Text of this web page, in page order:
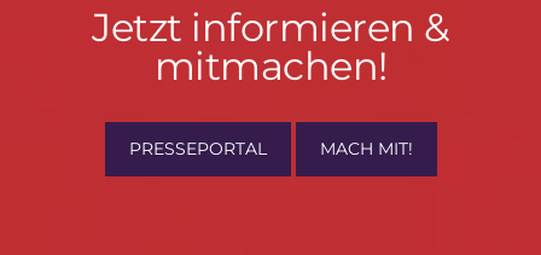
Jetzt
informieren
mitmachen!
Jetzt informieren &
mitmachen!
PRESSEPORTAL MACH MIT!